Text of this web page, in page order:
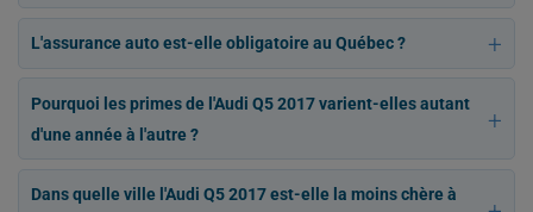
L'assurance auto est-elle obligatoire au Québec ?
Pourquoi les primes de l'Audi Q5 2017 varient-elles autant
d'une année à l'autre ?
Dans quelle ville l'Audi Q5 2017 est-elle la moins chère à